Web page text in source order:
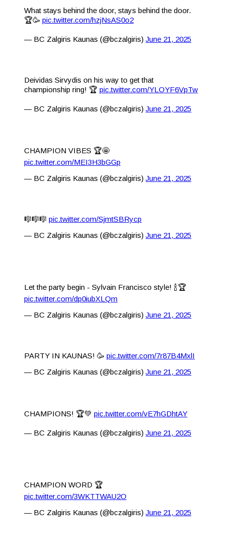
What stays behind the door, stays behind the door.
🏆🥳 pic.twitter.com/hzjNsAS0o2
— BC Zalgiris Kaunas (@bczalgiris) June 21, 2025
Deividas Sirvydis on his way to get that
championship ring! 🏆 pic.twitter.com/YLOYF6VpTw
— BC Zalgiris Kaunas (@bczalgiris) June 21, 2025
CHAMPION VIBES 🏆🤩
pic.twitter.com/MEI3H3bGGp
— BC Zalgiris Kaunas (@bczalgiris) June 21, 2025
🎼🎼🎼 pic.twitter.com/SjmtSBRycp
— BC Zalgiris Kaunas (@bczalgiris) June 21, 2025
Let the party begin - Sylvain Francisco style! 🍾🏆
pic.twitter.com/dp0iubXLQm
— BC Zalgiris Kaunas (@bczalgiris) June 21, 2025
PARTY IN KAUNAS! 🥳 pic.twitter.com/7r87B4MxlI
— BC Zalgiris Kaunas (@bczalgiris) June 21, 2025
CHAMPIONS! 🏆💚 pic.twitter.com/vE7hGDhtAY
— BC Zalgiris Kaunas (@bczalgiris) June 21, 2025
CHAMPION WORD 🏆
pic.twitter.com/3WKTTWAU2O
— BC Zalgiris Kaunas (@bczalgiris) June 21, 2025